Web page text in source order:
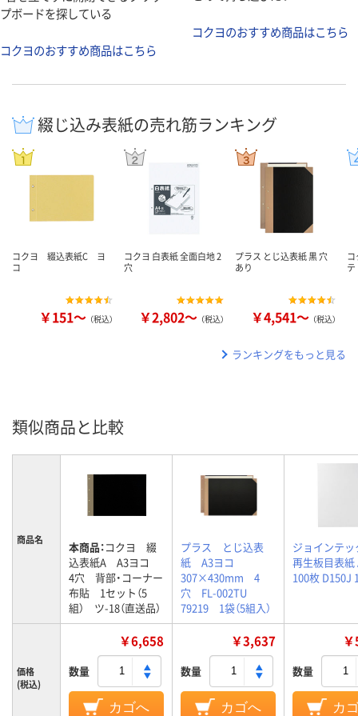
プボードを探している
コクヨのおすすめ商品はこちら
コクヨのおすすめ商品はこちら
綴じ込み表紙の売れ筋ランキング
コクヨ 綴込表紙C ヨ
コ
￥151～ （税込）
コクヨ 白表紙 全面白地 2
穴
￥2,802～ （税込）
プラス とじ込表紙 黒 穴
あり
￥4,541～ （税込）
テ
ランキングをもっと見る
類似商品と比較
商品名 本商品：コクヨ 綴
込表紙A A3ヨコ
4穴 背部・コーナー
布貼 1セット（5
組） ツ-18（直送品）
プラス とじ込表
紙 A3ヨコ
307×430mm 4
穴 FL-002TU
79219 1袋（5組入）
ジョインテッ
再生板目表紙
100枚 D150J
価格
(税込)
￥6,658
数量
カゴへ
￥3,637
数量
カゴへ
数量
カ